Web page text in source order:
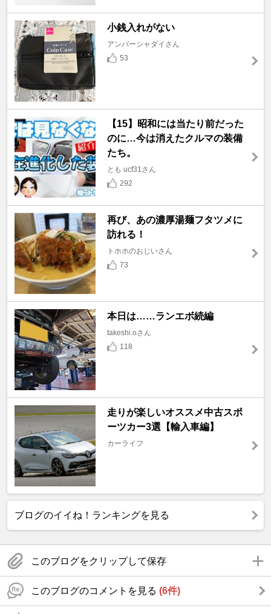
小銭入れがない
アンバーシャダイさん
53
【15】昭和には当たり前だった
のに…今は消えたクルマの装備
たち。
とも ucf31さん
292
再び、あの濃厚湯麺フタツメに
訪れる！
トホホのおじいさん
73
本日は……ランエボ続編
takeshi.oさん
118
走りが楽しいオススメ中古スポ
ーツカー3選【輸入車編】
カーライフ
ブログのイイね！ランキングを見る
このブログをクリップして保存
このブログのコメントを見る (6件)